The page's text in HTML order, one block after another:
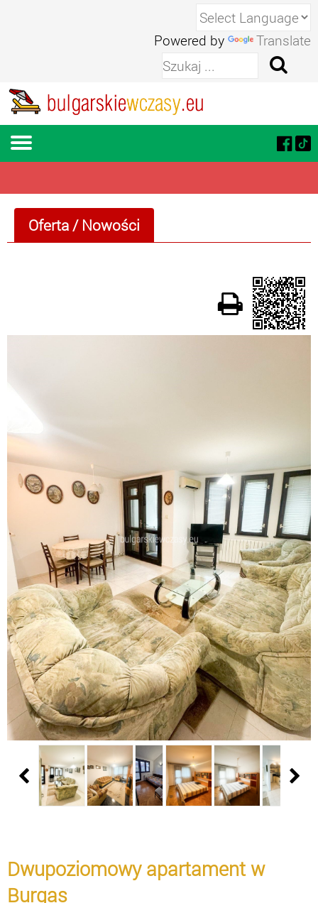
Powered by Translate
Oferta/ Nowości
Dwupoziomowy apartament w
Burgas